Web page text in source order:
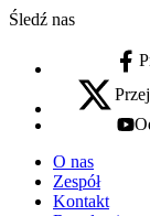
Śledź nas
x - otwiera
O nas
Zespół
Kontakt